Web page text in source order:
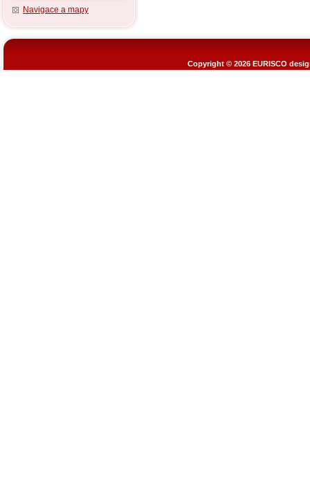
Navigace a mapy
Copyright © 2026 EURISCO